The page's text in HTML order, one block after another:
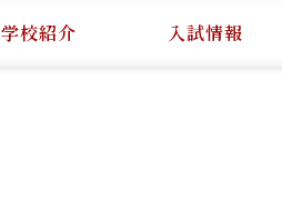
学校紹介 入試情報